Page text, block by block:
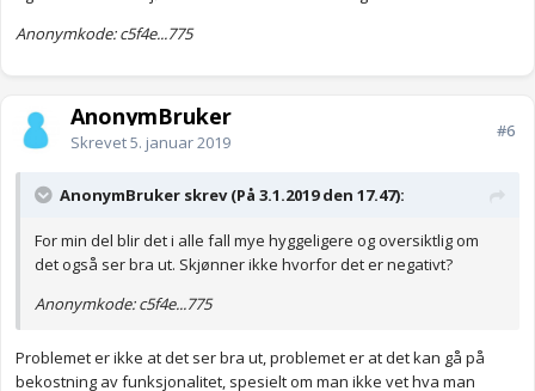
Dersom du har erfaring med kalendere fra før: Skriv ned det du
med blyant.
Det kan være fint å lage en prøvemåned, så du får testet
lager ting underveis og dermed har stor fleksibilitet. Ved å lage
som skjer frem i tid.
Husk: Alt du trenger er en bok og en penn.
Anonymkode: 66bb1...f2a
Anonymkode: c5f4e...775
AnonymBruker
Skrevet5. januar 2019
#6
AnonymBruker skrev (På 3.1.2019 den 17.47):
For min del blir det i alle fall mye hyggeligere og oversiktlig om
det også ser bra ut. Skjønner ikke hvorfor det er negativt?
Anonymkode: c5f4e...775
Problemet er ikke at det ser bra ut, problemet er at det kan gå på
bekostning av funksjonalitet, spesielt om man ikke vet hva man